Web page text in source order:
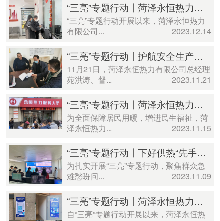
“三亮”专题行动丨菏泽永恒热力有限公司： 多措并举推动“三亮”与供热深度融合
“三亮”专题行动开展以来，菏泽永恒热力
有限公司...
2023.12.14
“三亮”专题行动丨护航安全生产！菏泽永恒热力开展 “四不两直”专项督导检查
11月21日，菏泽永恒热力有限公司总经理
苑洪涛、督...
2023.11.21
“三亮”专题行动丨菏泽永恒热力有限公司 “三亮”提服务，供热暖人心
为全面保障居民用暖，增进民生福祉，菏
泽永恒热力...
2023.11.15
“三亮”专题行动丨下好供热“先手棋”菏泽永恒热力开展“媒体开放日”活动
为扎实开展“三亮”专题行动，聚焦群众急
难愁盼问...
2023.11.09
“三亮”专题行动丨菏泽永恒热力有限公司：以“三亮”专题行动助力供热提质增效
自“三亮”专题行动开展以来，菏泽永恒热